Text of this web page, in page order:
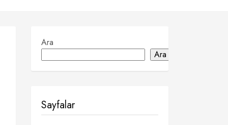
Ara
Ara
Sayfalar